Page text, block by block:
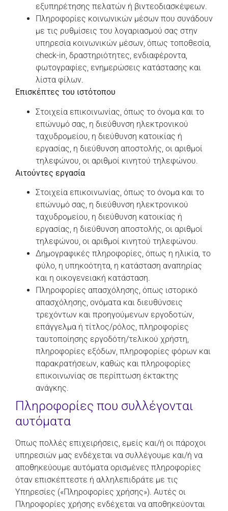
εξυπηρέτησης πελατών ή βιντεοδιασκέψεων.
Πληροφορίες κοινωνικών μέσων που συνάδουν
με τις ρυθμίσεις του λογαριασμού σας στην
υπηρεσία κοινωνικών μέσων, όπως τοποθεσία,
check-in, δραστηριότητες, ενδιαφέροντα,
φωτογραφίες, ενημερώσεις κατάστασης και
λίστα φίλων.
Επισκέπτες του ιστότοπου
Στοιχεία επικοινωνίας, όπως το όνομα και το
επώνυμό σας, η διεύθυνση ηλεκτρονικού
ταχυδρομείου, η διεύθυνση κατοικίας ή
εργασίας, η διεύθυνση αποστολής, οι αριθμοί
τηλεφώνου, οι αριθμοί κινητού τηλεφώνου.
Αιτούντες εργασία
Στοιχεία επικοινωνίας, όπως το όνομα και το
επώνυμό σας, η διεύθυνση ηλεκτρονικού
ταχυδρομείου, η διεύθυνση κατοικίας ή
εργασίας, η διεύθυνση αποστολής, οι αριθμοί
τηλεφώνου, οι αριθμοί κινητού τηλεφώνου.
Δημογραφικές πληροφορίες, όπως η ηλικία, το
φύλο, η υπηκοότητα, η κατάσταση αναπηρίας
και η οικογενειακή κατάσταση.
Πληροφορίες απασχόλησης, όπως ιστορικό
απασχόλησης, ονόματα και διευθύνσεις
τρεχόντων και προηγούμενων εργοδοτών,
επάγγελμα ή τίτλος/ρόλος, πληροφορίες
ταυτοποίησης εργοδότη/τελικού χρήστη,
πληροφορίες εξόδων, πληροφορίες φόρων και
παρακρατήσεων, καθώς και πληροφορίες
επικοινωνίας σε περίπτωση έκτακτης
ανάγκης.
Πληροφορίες που συλλέγονται
αυτόματα
Όπως πολλές επιχειρήσεις, εμείς και/ή οι πάροχοι
υπηρεσιών μας ενδέχεται να συλλέγουμε και/ή να
αποθηκεύουμε αυτόματα ορισμένες πληροφορίες
όταν επισκέπτεστε ή αλληλεπιδράτε με τις
Υπηρεσίες («Πληροφορίες χρήσης»). Αυτές οι
Πληροφορίες χρήσης ενδέχεται να αποθηκεύονται